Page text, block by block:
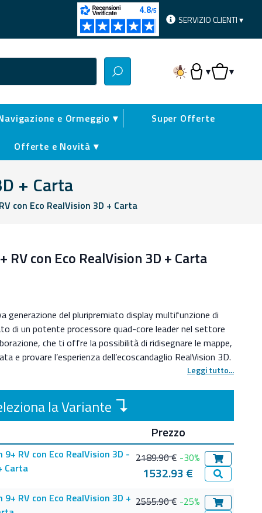
SERVIZIO CLIENTI ▾
▾
Accesso Utente
▾
Carrello
e Ormeggio ▾
Super Offerte
Offerte e Novità ▾
+ Carta
con Eco RealVision 3D + Carta
RV con Eco RealVision 3D + Carta
generazione del pluripremiato display multifunzione di
di un potente processore quad-core leader nel settore
che ti offre la possibilità di ridisegnare le mappe,
e provare l’esperienza dell’ecoscandaglio RealVision 3D.
garantisce il 25% in più di luminosità e le nuove
il rinomato LightHouse 3, il sistema operativo più
multifunzione Raymarine.
+ integra modulo ecoscandaglio High CHIRP,
3D ( trassduttore non compreso )
IPS ad Alta Densità
rivestimento HydroTough idrofobico
Leggi tutto...
la Variante ↴
Prezzo
RV con Eco RealVision 3D -
Carta
2189.90 € -30%
1532.93 €
Aggiungi
Vedi
RV con Eco RealVision 3D + 2555.90 € -25%
Aggiungi